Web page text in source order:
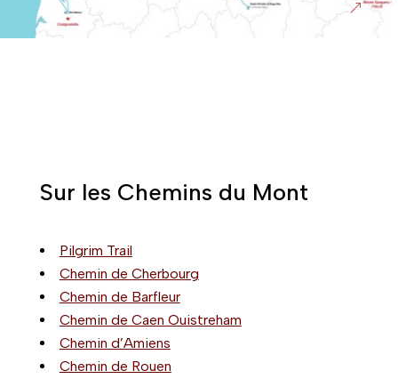
&
Sur les Chemins du Mont
Pilgrim Trail
Chemin de Cherbourg
Chemin de Barfleur
Chemin de Caen Ouistreham
Chemin d’Amiens
Chemin de Rouen